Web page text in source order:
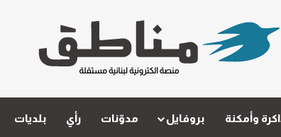
وأمكنة بروفايل مدوّنات رأي بلديات